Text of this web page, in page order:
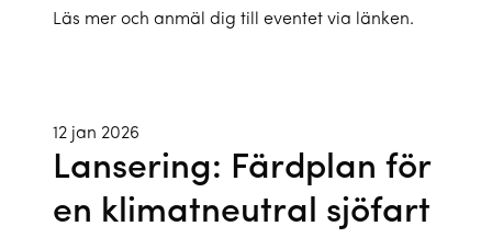
Läs mer och anmäl dig till eventet via länken.
12 jan 2026
Lansering: Färdplan för
en klimatneutral sjöfart